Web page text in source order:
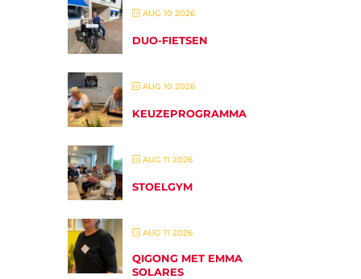
AUG 10 2026
DUO-FIETSEN
AUG 10 2026
KEUZEPROGRAMMA
AUG 11 2026
STOELGYM
AUG 11 2026
QIGONG MET EMMA
SOLARES